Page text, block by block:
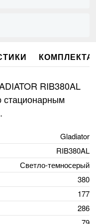
RIB380AL
стационарным
Gladiator
RIB380AL
Светло-темносерый
380
177
286